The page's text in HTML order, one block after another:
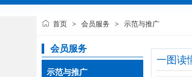
首页 > 会员服务 > 示范与推广
会员服务
示范与推广
一图读